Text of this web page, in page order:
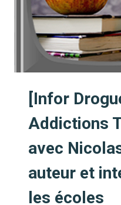
LA
ET
LA
SANTÉ
[Infor
Addictions
avec
auteur et
les écoles